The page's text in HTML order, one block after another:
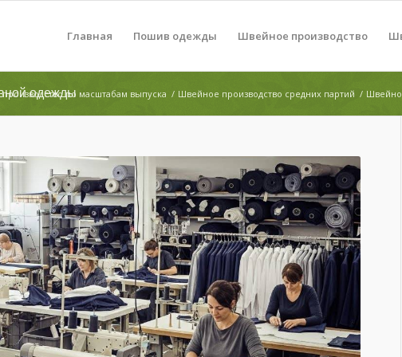
Главная Пошив одежды Швейное производство
одеждыпо масштабам выпуска / Швейное производство средних партий /